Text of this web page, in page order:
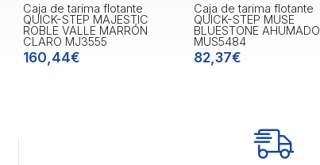
Caja de tarima flotante
QUICK-STEP MAJESTIC
ROBLE VALLE MARRÓN
CLARO MJ3555
160,44€
Caja de tarima flotante
QUICK-STEP MUSE
BLUESTONE AHUMADO
MUS5484
82,37€